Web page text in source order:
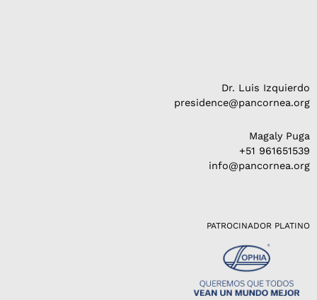
Dr. Luis Izquierdo
presidence@pancornea.org
Magaly Puga
+51 961651539
info@pancornea.org
PATROCINADOR PLATINO